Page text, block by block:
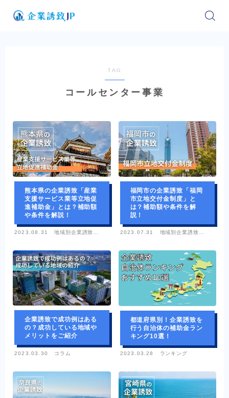
TAG
コールセンター事業
熊本県の企業誘致「産業
支援サービス業等立地促
進補助金」とは？補助額
や条件を解説！
2023.08.31
地域別企業誘致情
福岡市の企業誘致「福岡
市立地交付金制度」と
は？補助額や条件を解
説！
2023.07.31
地域別企業誘致情
企業誘致で成功例はある
の？成功している地域や
メリットをご紹介
2023.03.30 コラム
都道府県別！企業誘致を
行う自治体の補助金ラン
キング10選！
2023.03.28 ランキング